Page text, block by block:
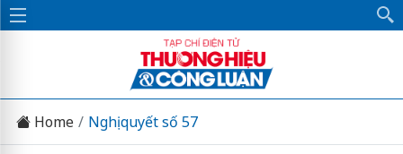
Home Nghị quyết số 57